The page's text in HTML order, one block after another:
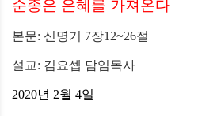
순종은 은혜를 가져온다
본문: 신명기 7장12~26절
설교: 김요셉 담임목사
2020년 2월 4일